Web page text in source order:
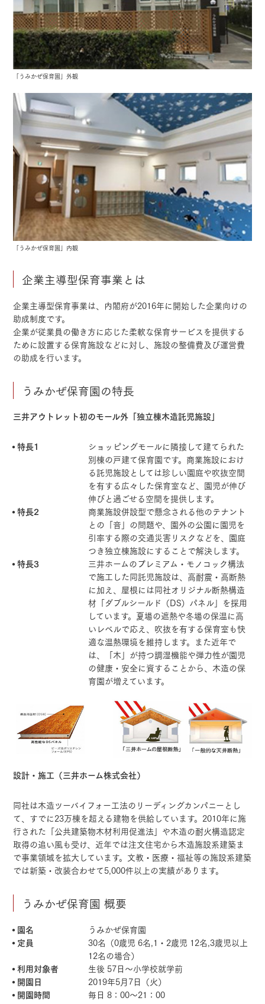
「うみかぜ保育園」外観
「うみかぜ保育園」内観
企業主導型保育事業とは
企業主導型保育事業は、内閣府が2016年に開始した企業向けの
助成制度です。
企業が従業員の働き方に応じた柔軟な保育サービスを提供する
ために設置する保育施設などに対し、施設の整備費及び運営費
の助成を行います。
うみかぜ保育園の特長
三井アウトレット初のモール外「独立棟木造託児施設」
特長1
ショッピングモールに隣接して建てられた
別棟の戸建て保育園です。商業施設におけ
る託児施設としては珍しい園庭や吹抜空間
を有する広々した保育室など、園児が伸び
伸びと過ごせる空間を提供します。
特長2
商業施設併設型で懸念される他のテナント
との「音」の問題や、園外の公園に園児を
引率する際の交通災害リスクなどを、園庭
つき独立棟施設にすることで解決します。
特長3
三井ホームのプレミアム・モノコック構法
で施工した同託児施設は、高耐震・高断熱
に加え、屋根には同社オリジナル断熱構造
材「ダブルシールド（DS）パネル」を採用
しています。夏場の遮熱や冬場の保温に高
いレベルで応え、吹抜を有する保育室も快
適な温熱環境を維持します。また近年で
は、「木」が持つ調湿機能や弾力性が園児
の健康・安全に資することから、木造の保
育園が増えています。
設計・施工（三井ホーム株式会社）
同社は木造ツーバイフォー工法のリーディングカンパニーとし
て、すでに23万棟を超える建物を供給しています。2010年に施
行された「公共建築物木材利用促進法」や木造の耐火構造認定
取得の追い風も受け、近年では注文住宅から木造施設系建築ま
で事業領域を拡大しています。文教・医療・福祉等の施設系建築
では新築・改装合わせて5,000件以上の実績があります。
うみかぜ保育園 概要
園名 うみかぜ保育園
定員
30名（0歳児 6名,1・2歳児 12名,3歳児以上
12名の場合）
利用対象者 生後 57日～小学校就学前
開園日 2019年5月7日（火）
開園時間 毎日 8：00～21：00